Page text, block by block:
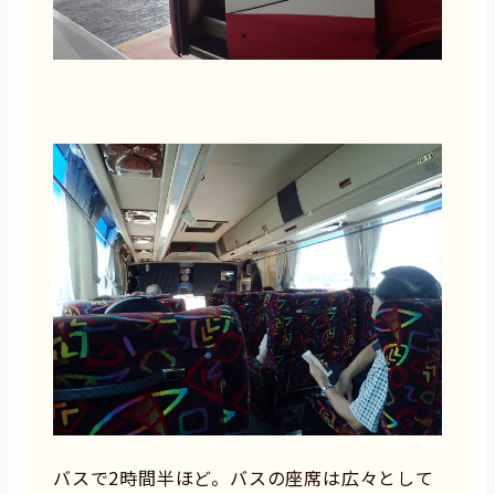
バスで2時間半ほど。バスの座席は広々として